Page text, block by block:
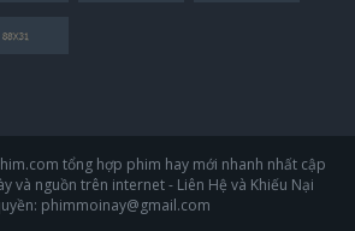
tổng hợp phim hay mới nhanh nhất cập
và nguồn trên internet - Liên Hệ và Khiếu Nại
phimmoinay@gmail.com